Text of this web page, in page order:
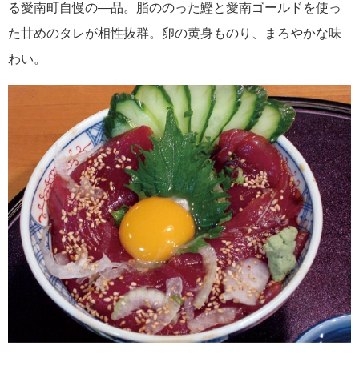
る愛南町自慢の―品。脂ののった鰹と愛南ゴールドを使っ
た甘めのタレが相性抜群。卵の黄身ものり、まろやかな味
わい。